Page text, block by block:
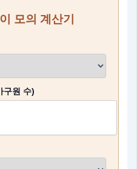
모의 계산기
구원 수)